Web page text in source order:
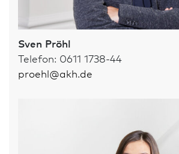
Sven Pröhl
Telefon: 0611 1738-44
proehl@akh.de